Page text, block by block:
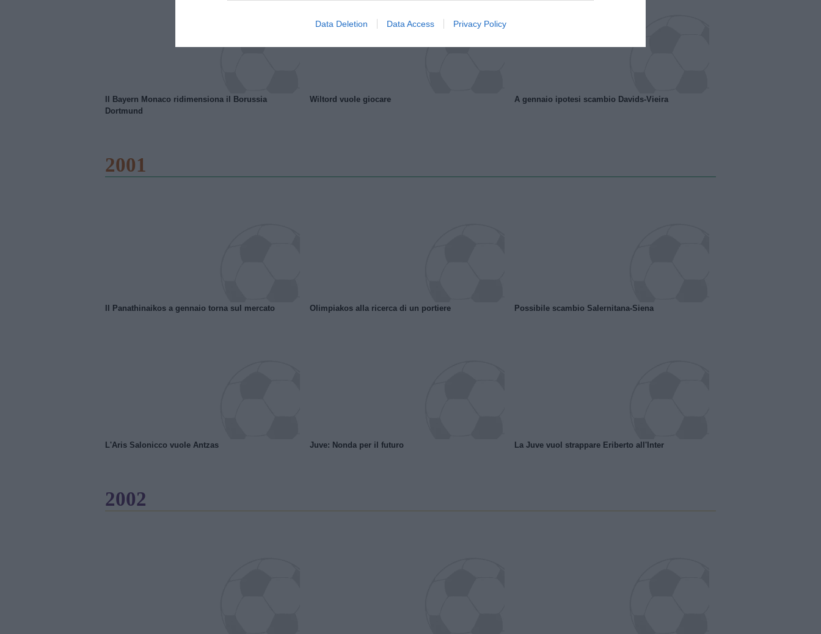
Data Deletion Data Access Privacy Policy
Il Bayern Monaco ridimensiona il Borussia
Dortmund
Wiltord vuole giocare A gennaio ipotesi scambio Davids-Vieira
2001
Il Panathinaikos a gennaio torna sul mercato Olimpiakos alla ricerca di un portiere Possibile scambio Salernitana-Siena
L'Aris Salonicco vuole Antzas Juve: Nonda per il futuro La Juve vuol strappare Eriberto all'Inter
2002